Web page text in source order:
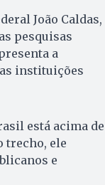
João Caldas,
pesquisas
a
instituições
está acima de
trecho, ele
e